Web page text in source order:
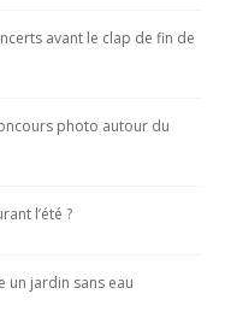
avant le clap de fin de
photo autour du
l’été ?
un jardin sans eau